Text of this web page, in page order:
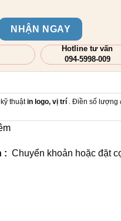
NHẬN NGAY
Hotline tư vấn
094-5998-009
thuậtin logo, vị trí . Điền số lượng
: Chuyển khoản hoặc đặt